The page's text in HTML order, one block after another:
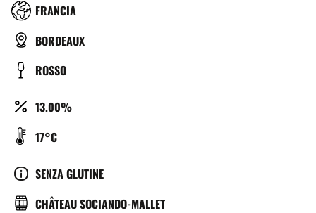
RÉGION
FRANCIA
TYPE
BIÈRE
BORDEAUX
COULEUR
ROSSO
ALCOOL
13.00%
TEMPÉRATURE
SERVICE
(°C)
17°C
CULTURE
SENZA GLUTINE
BRASSERIE
CHÂTEAU SOCIANDO-MALLET